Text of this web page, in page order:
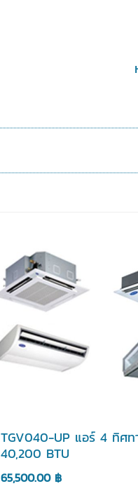
TGV040-UP แอร์ 4 ทิศท
40,200 BTU
65,500.00 ฿